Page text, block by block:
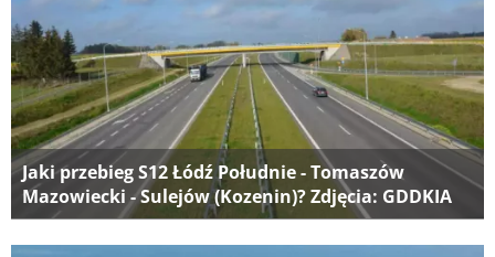
Jaki przebieg S12 Łódź Południe - Tomaszów
Mazowiecki - Sulejów (Kozenin)? Zdjęcia: GDDKIA